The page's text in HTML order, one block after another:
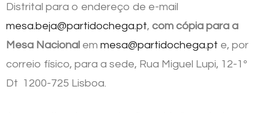
Distrital para o endereço de e-mail
mesa.beja@partidochega.pt, com cópia para a
Mesa Nacional em mesa@partidochega.pt e, por
correio físico, para a sede, Rua Miguel Lupi, 12-1º
Dt 1200-725 Lisboa.